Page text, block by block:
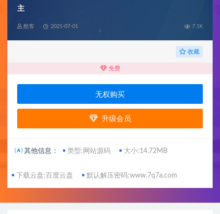
主
酷客 2025-07-01 7.1K
收藏
免费
无权购买
升级会员
其他信息： 类型:网站源码 大小:14.72MB
下载云盘:百度云盘 默认解压密码:www.7q7a.com